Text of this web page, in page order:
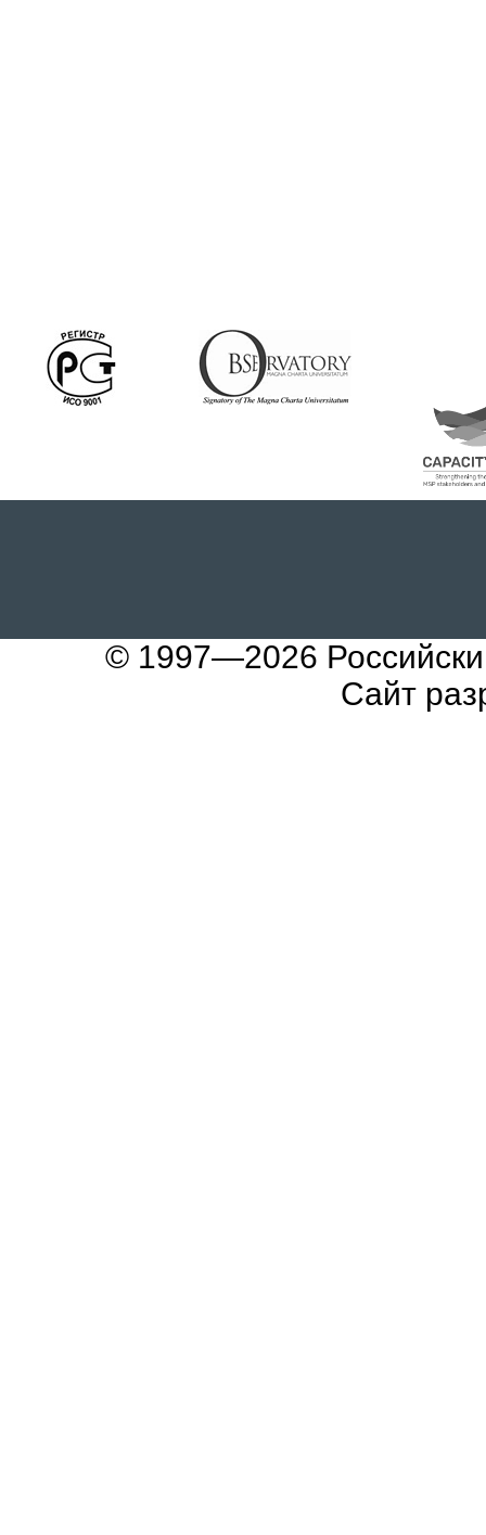
© 1997—2026
Сайт